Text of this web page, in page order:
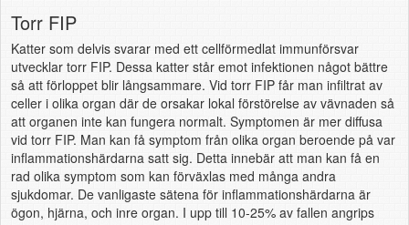
Torr FIP
Katter som delvis svarar med ett cellförmedlat immunförsvar
utvecklar torr FIP. Dessa katter står emot infektionen något bättre
så att förloppet blir långsammare. Vid torr FIP får man infiltrat av
celler i olika organ där de orsakar lokal förstörelse av vävnaden så
att organen inte kan fungera normalt. Symptomen är mer diffusa
vid torr FIP. Man kan få symptom från olika organ beroende på var
inflammationshärdarna satt sig. Detta innebär att man kan få en
rad olika symptom som kan förväxlas med många andra
sjukdomar. De vanligaste sätena för inflammationshärdarna är
ögon, hjärna, och inre organ. I upp till 10-25% av fallen angrips